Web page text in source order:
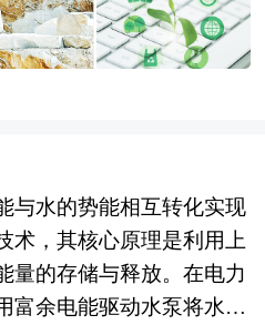
技术、生态环保及金融服
设计、工程建设到运维
为典型的民生保障型与战
镇化和农业现代化的重
展格局与推动绿色低碳转
舱石"作用。 企业并购包
是指经由转移公司所有权
的全部资产与责任不需经
与水的势能相互转化实现
术，其核心原理是利用上
量的存储与释放。在电力
富余电能驱动水泵将水从